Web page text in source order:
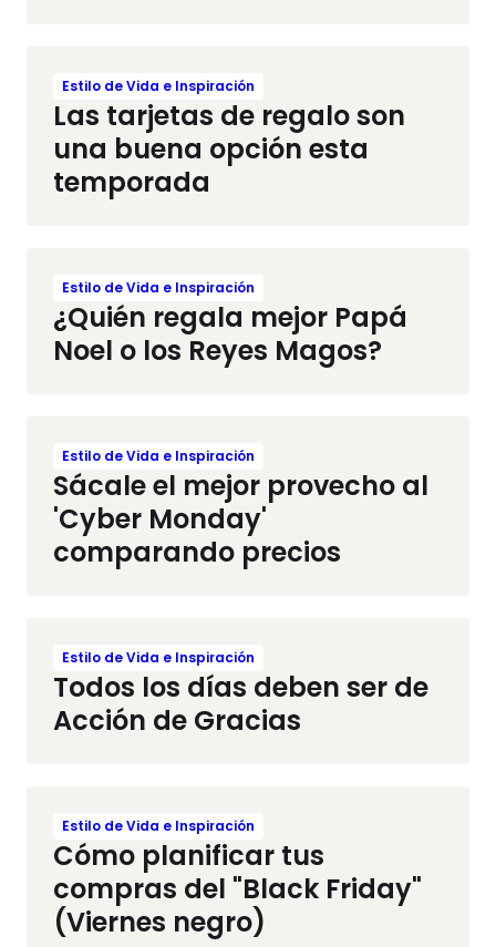
Estilo de Vida e Inspiración
Las tarjetas de regalo son
una buena opción esta
temporada
Estilo de Vida e Inspiración
¿Quién regala mejor Papá
Noel o los Reyes Magos?
Estilo de Vida e Inspiración
Sácale el mejor provecho al
'Cyber Monday'
comparando precios
Estilo de Vida e Inspiración
Todos los días deben ser de
Acción de Gracias
Estilo de Vida e Inspiración
Cómo planificar tus
compras del "Black Friday"
(Viernes negro)